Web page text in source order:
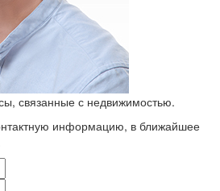
связанные с недвижимостью.
информацию, в ближайшее